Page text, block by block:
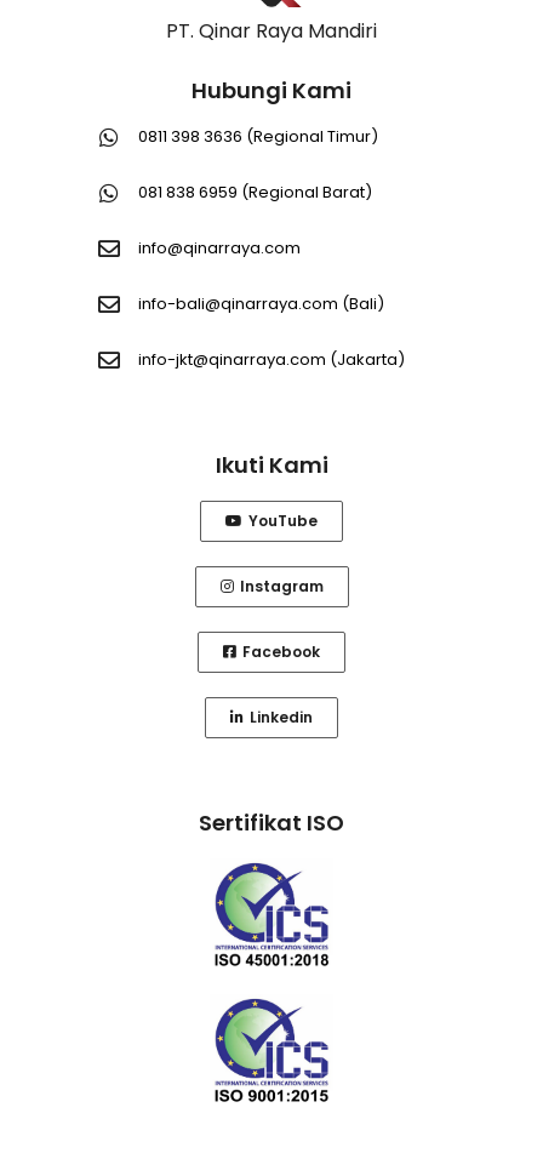
PT. Qinar Raya Mandiri
Hubungi Kami
0811 398 3636 (Regional Timur)
081 838 6959 (Regional Barat)
info@qinarraya.com
info-bali@qinarraya.com (Bali)
info-jkt@qinarraya.com (Jakarta)
Ikuti Kami
YouTube
Instagram
Facebook
Linkedin
Sertifikat ISO